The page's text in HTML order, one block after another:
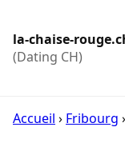
la-chaise-
(Dating CH)
Accueil › Fribourg ›